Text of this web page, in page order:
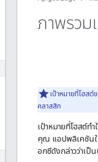
ภาพรวม
เป้าหมายที่โฮสต์
คลาสสิก
เป้าหมายที่โฮสต์ท
คุณ แอปพลิเคชันใ
อกซีดังกล่าวว่าเป็